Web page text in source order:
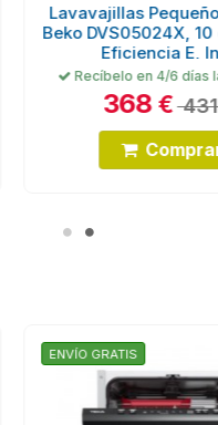
-
Lavavajillas
Beko
Servicios,
Recíbelo
351
ENVÍO GRATIS